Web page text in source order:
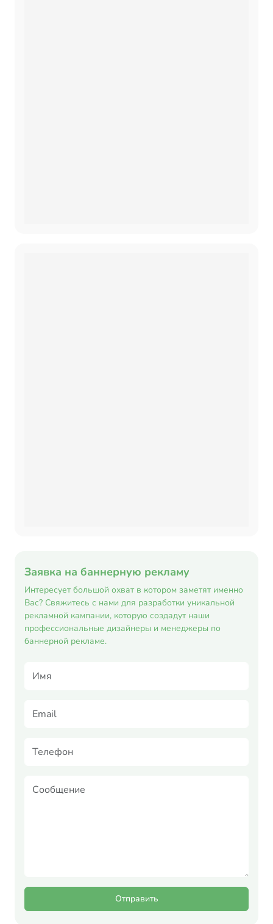
Заявка на баннерную рекламу
Интересует большой охват в котором заметят именно
Вас? Свяжитесь с нами для разработки уникальной
рекламной кампании, которую создадут наши
профессиональные дизайнеры и менеджеры по
баннерной рекламе.
Отправить